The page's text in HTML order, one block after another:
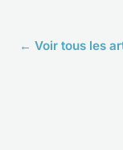
← Voir tous les